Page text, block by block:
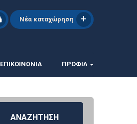
Νέα καταχώρηση
ΕΠΙΚΟΙΝΩΝΊΑ ΠΡΟΦΊΛ
ΑΝΑΖΗΤΗΣΗ